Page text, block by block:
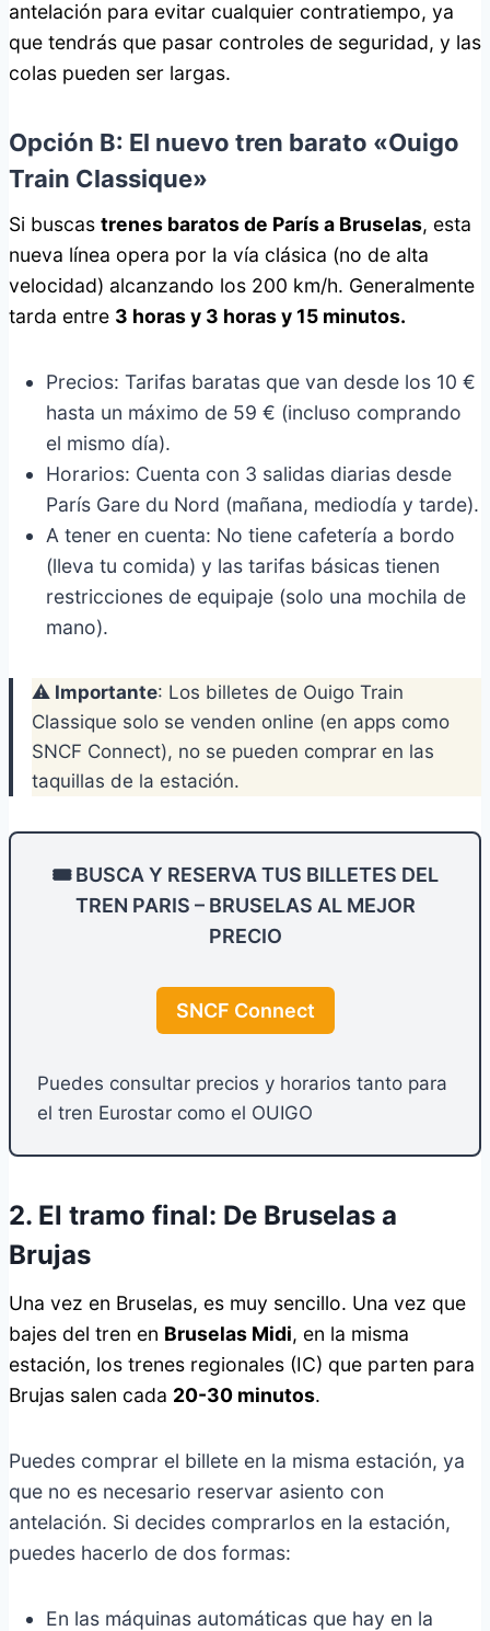
antelación para evitar cualquier contratiempo, ya
que tendrás que pasar controles de seguridad, y las
colas pueden ser largas.
Opción B: El nuevo tren barato «Ouigo
Train Classique»
Si buscas trenes baratos de París a Bruselas, esta
nueva línea opera por la vía clásica (no de alta
velocidad) alcanzando los 200 km/h. Generalmente
tarda entre 3 horas y 3 horas y 15 minutos.
Precios: Tarifas baratas que van desde los 10 €
hasta un máximo de 59 € (incluso comprando
el mismo día).
Horarios: Cuenta con 3 salidas diarias desde
París Gare du Nord (mañana, mediodía y tarde).
A tener en cuenta: No tiene cafetería a bordo
(lleva tu comida) y las tarifas básicas tienen
restricciones de equipaje (solo una mochila de
mano).
⚠️ Importante: Los billetes de Ouigo Train
Classique solo se venden online (en apps como
SNCF Connect), no se pueden comprar en las
taquillas de la estación.
🎟️ BUSCA Y RESERVA TUS BILLETES DEL
TREN PARIS – BRUSELAS AL MEJOR
PRECIO
SNCF Connect
Puedes consultar precios y horarios tanto para
el tren Eurostar como el OUIGO
2. El tramo final: De Bruselas a
Brujas
Una vez en Bruselas, es muy sencillo. Una vez que
bajes del tren en Bruselas Midi, en la misma
estación, los trenes regionales (IC) que parten para
Brujas salen cada 20-30 minutos.
Puedes comprar el billete en la misma estación, ya
que no es necesario reservar asiento con
antelación. Si decides comprarlos en la estación,
puedes hacerlo de dos formas:
En las máquinas automáticas que hay en la